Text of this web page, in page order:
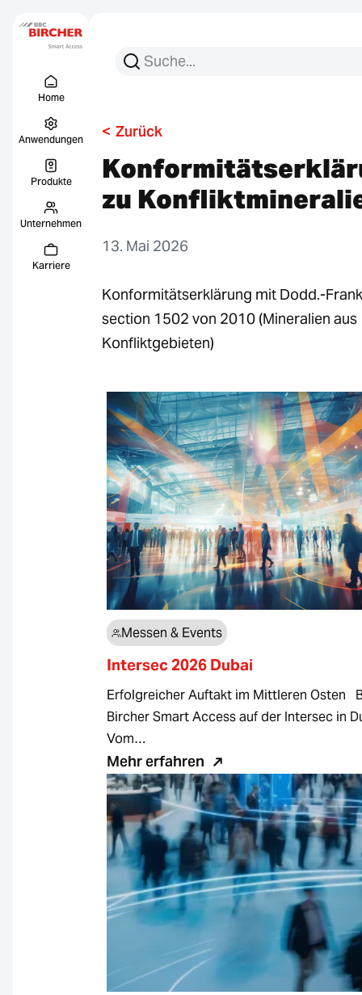
Home
Anwendungen
Produkte
Unternehmen
Karriere
Suchen Sie nach:
Suche
< Zurück
zu
13. Mai 2026
Konformitätserklärung mit Dodd.-
section 1502 von 2010 (Mineralien aus
Konfliktgebieten)
Messen & Events
Intersec 2026 Dubai
Erfolgreicher Auftakt im Mittleren Osten
Bircher Smart Access auf der Intersec in
Vom…
Mehr erfahren